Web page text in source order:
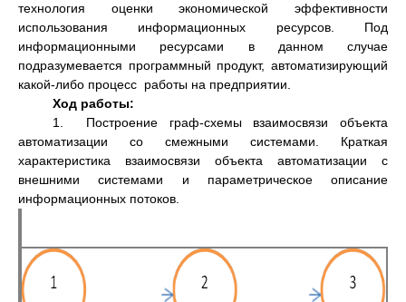
технология оценки экономической эффективности
использования информационных ресурсов. Под
информационными ресурсами в данном случае
подразумевается программный продукт, автоматизирующий
какой-либо процесс работы на предприятии.
Ход работы:
1. Построение граф-схемы взаимосвязи объекта
автоматизации со смежными системами. Краткая
характеристика взаимосвязи объекта автоматизации с
внешними системами и параметрическое описание
информационных потоков.